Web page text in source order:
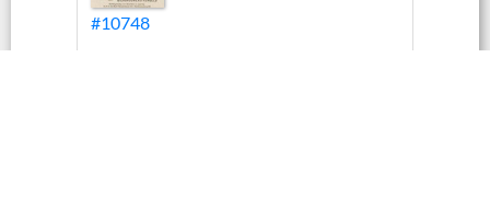
#10748